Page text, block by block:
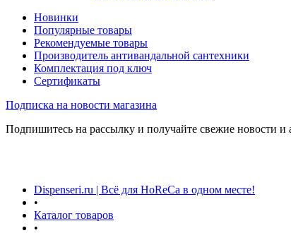
Новинки
Популярные товары
Рекомендуемые товары
Производитель антивандальной сантехники
Комплектация под ключ
Сертификаты
Подписка на новости магазина
Подпишитесь на рассылку и получайте свежие новости и
Dispenseri.ru | Всё для HoReCa в одном месте!
•
Каталог товаров
•